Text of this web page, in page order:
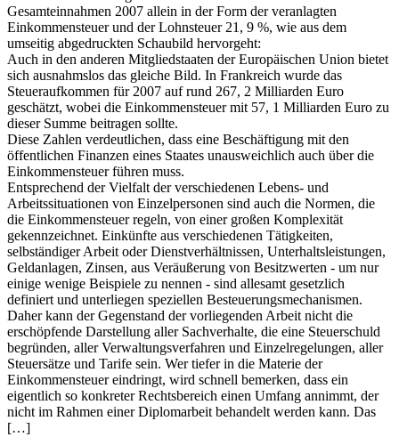
Gesamteinnahmen 2007 allein in der Form der veranlagten
Einkommensteuer und der Lohnsteuer 21, 9 %, wie aus dem
umseitig abgedruckten Schaubild hervorgeht:
Auch in den anderen Mitgliedstaaten der Europäischen Union bietet
sich ausnahmslos das gleiche Bild. In Frankreich wurde das
Steueraufkommen für 2007 auf rund 267, 2 Milliarden Euro
geschätzt, wobei die Einkommensteuer mit 57, 1 Milliarden Euro zu
dieser Summe beitragen sollte.
Diese Zahlen verdeutlichen, dass eine Beschäftigung mit den
öffentlichen Finanzen eines Staates unausweichlich auch über die
Einkommensteuer führen muss.
Entsprechend der Vielfalt der verschiedenen Lebens- und
Arbeitssituationen von Einzelpersonen sind auch die Normen, die
die Einkommensteuer regeln, von einer großen Komplexität
gekennzeichnet. Einkünfte aus verschiedenen Tätigkeiten,
selbständiger Arbeit oder Dienstverhältnissen, Unterhaltsleistungen,
Geldanlagen, Zinsen, aus Veräußerung von Besitzwerten - um nur
einige wenige Beispiele zu nennen - sind allesamt gesetzlich
definiert und unterliegen speziellen Besteuerungsmechanismen.
Daher kann der Gegenstand der vorliegenden Arbeit nicht die
erschöpfende Darstellung aller Sachverhalte, die eine Steuerschuld
begründen, aller Verwaltungsverfahren und Einzelregelungen, aller
Steuersätze und Tarife sein. Wer tiefer in die Materie der
Einkommensteuer eindringt, wird schnell bemerken, dass ein
eigentlich so konkreter Rechtsbereich einen Umfang annimmt, der
nicht im Rahmen einer Diplomarbeit behandelt werden kann. Das
[…]